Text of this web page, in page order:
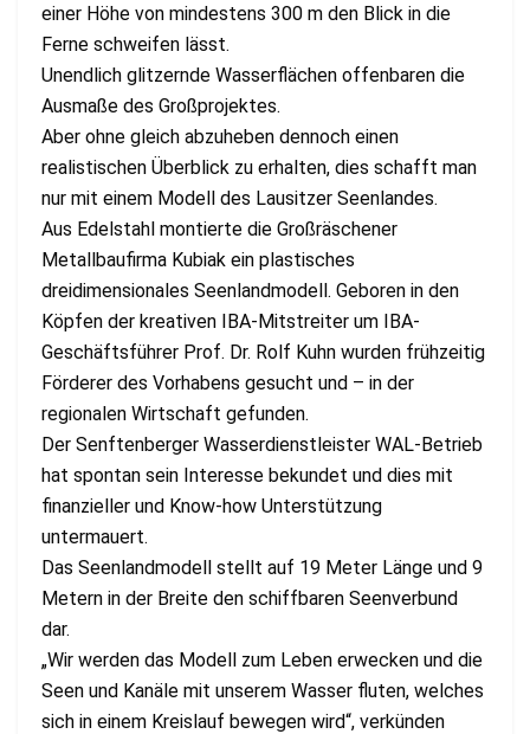
einer Höhe von mindestens 300 m den Blick in die
Ferne schweifen lässt.
Unendlich glitzernde Wasserflächen offenbaren die
Ausmaße des Großprojektes.
Aber ohne gleich abzuheben dennoch einen
realistischen Überblick zu erhalten, dies schafft man
nur mit einem Modell des Lausitzer Seenlandes.
Aus Edelstahl montierte die Großräschener
Metallbaufirma Kubiak ein plastisches
dreidimensionales Seenlandmodell. Geboren in den
Köpfen der kreativen IBA-Mitstreiter um IBA-
Geschäftsführer Prof. Dr. Rolf Kuhn wurden frühzeitig
Förderer des Vorhabens gesucht und – in der
regionalen Wirtschaft gefunden.
Der Senftenberger Wasserdienstleister WAL-Betrieb
hat spontan sein Interesse bekundet und dies mit
finanzieller und Know-how Unterstützung
untermauert.
Das Seenlandmodell stellt auf 19 Meter Länge und 9
Metern in der Breite den schiffbaren Seenverbund
dar.
„Wir werden das Modell zum Leben erwecken und die
Seen und Kanäle mit unserem Wasser fluten, welches
sich in einem Kreislauf bewegen wird“, verkünden